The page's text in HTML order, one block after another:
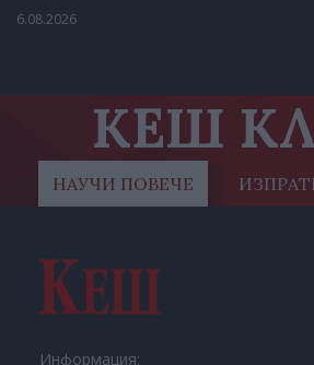
6.08.2026
КЕШ
НАУЧИ ПОВЕЧЕ
Информация: